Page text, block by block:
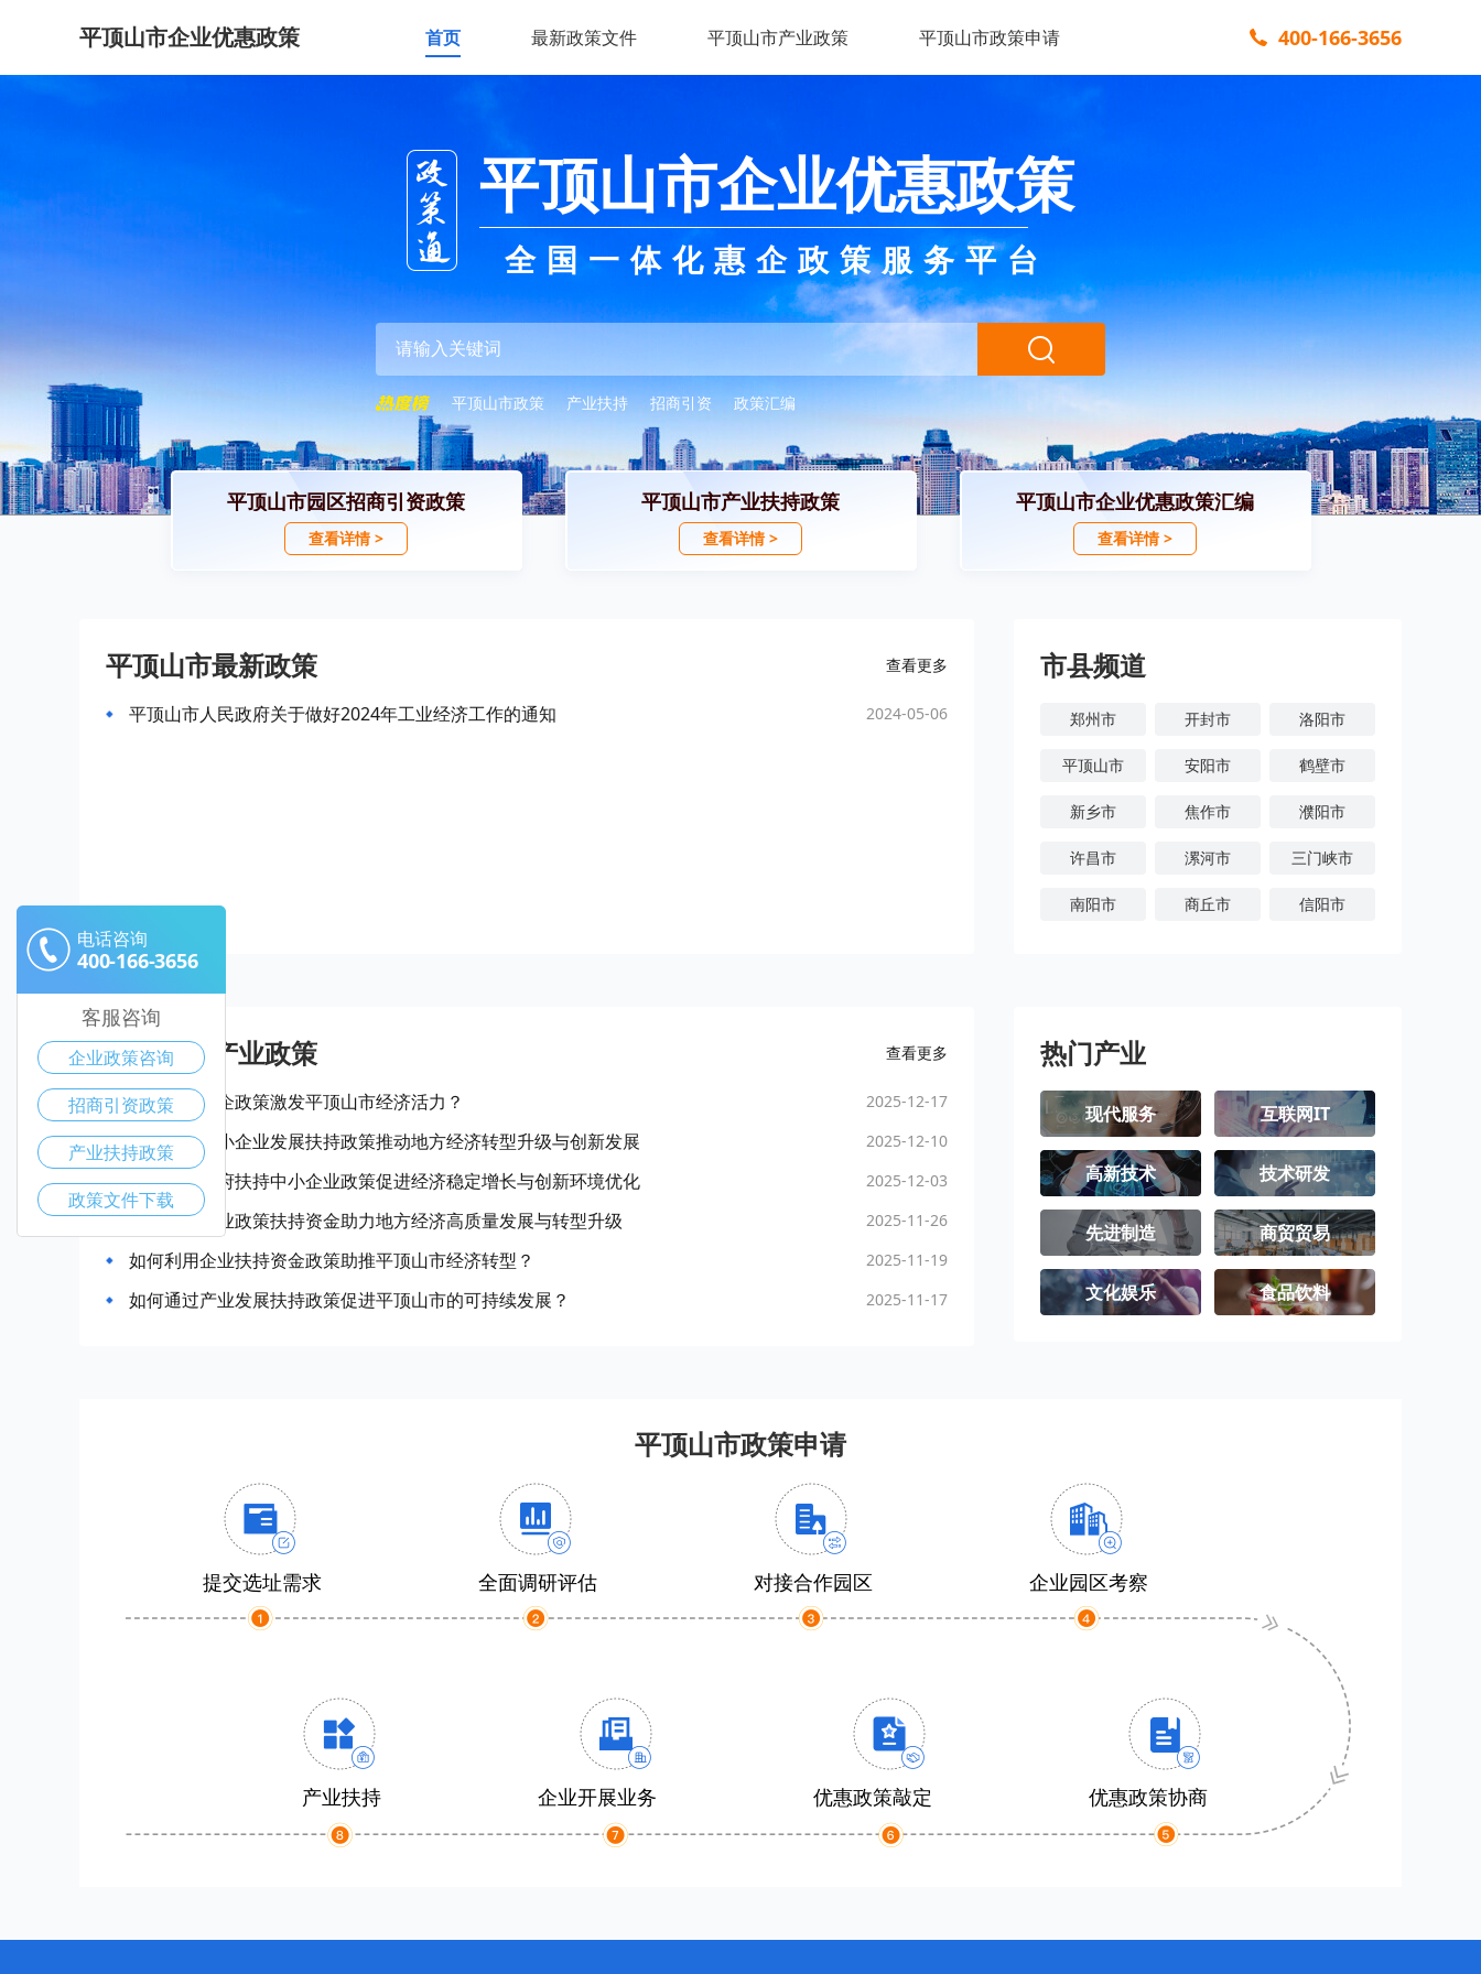
平顶山市企业优惠政策 首页 最新政策文件 平顶山市产业政策 平顶山市政策申请 400-166-3656
平顶山市企业优惠政策
全国一体化惠企政策服务平台
平顶山市政策 产业扶持 招商引资 政策汇编
平顶山市园区招商引资政策
查看详情 >
平顶山市产业扶持政策
查看详情 >
平顶山市企业优惠政策汇编
查看详情 >
平顶山市最新政策 查看更多
平顶山市人民政府关于做好2024年工业经济工作的通知 2024-05-06
平顶山市产业政策 查看更多
如何通过惠企政策激发平顶山市经济活力？ 2025-12-17
平顶山市中小企业发展扶持政策推动地方经济转型升级与创新发展 2025-12-10
平顶山市政府扶持中小企业政策促进经济稳定增长与创新环境优化 2025-12-03
平顶山市企业政策扶持资金助力地方经济高质量发展与转型升级 2025-11-26
如何利用企业扶持资金政策助推平顶山市经济转型？ 2025-11-19
如何通过产业发展扶持政策促进平顶山市的可持续发展？ 2025-11-17
市县频道
郑州市 开封市 洛阳市
平顶山市 安阳市 鹤壁市
新乡市 焦作市 濮阳市
许昌市 漯河市 三门峡市
南阳市 商丘市 信阳市
热门产业
现代服务 互联网IT
高新技术 技术研发
先进制造 商贸贸易
文化娱乐 食品饮料
平顶山市政策申请
提交选址需求 全面调研评估 对接合作园区 企业园区考察
产业扶持 企业开展业务 优惠政策敲定 优惠政策协商
电话咨询
400-166-3656
客服咨询
企业政策咨询
招商引资政策
产业扶持政策
政策文件下载